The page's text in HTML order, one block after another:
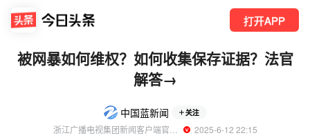
打开APP
被网暴如何维权？如何收集保存证据？法官
解答→
中国蓝新闻 关注
  2025-6-12 22:15